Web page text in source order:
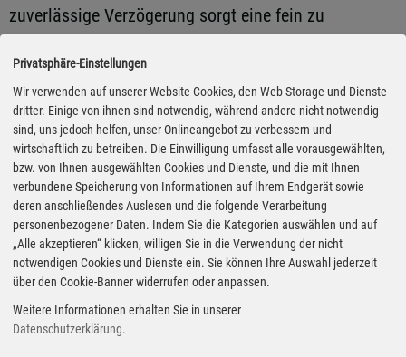
zuverlässige Verzögerung sorgt eine fein zu
Bremsscheiben inklusive blauen Bremssätteln mit R-
Logo.
Koordiniert wird das Ganze durch den
Fahrdynamikmanager, der neben den elektronischen
Differenzialsperren und dem adaptiven DCC-Fahrwerk
mit geregelten Dämpfern (1045 Euro) bei jedem
Fahrmanöver die elektromechanischen Funktionen
der einzelnen Regelsysteme koordiniert ansteuert.
Eine Anpassung der radindividuellen Dämpfung (200
mal pro Sekunde) etwa sorgt für ein besonders agiles
Privatsphäre-Einstellungen
Wir verwenden auf unserer Website Cookies, den Web Storage und Dienste
dritter. Einige von ihnen sind notwendig, während andere nicht notwendig
sind, uns jedoch helfen, unser Onlineangebot zu verbessern und
wirtschaftlich zu betreiben. Die Einwilligung umfasst alle vorausgewählten,
bzw. von Ihnen ausgewählten Cookies und Dienste, und die mit Ihnen
verbundene Speicherung von Informationen auf Ihrem Endgerät sowie
deren anschließendes Auslesen und die folgende Verarbeitung
personenbezogener Daten. Indem Sie die Kategorien auswählen und auf
„Alle akzeptieren“ klicken, willigen Sie in die Verwendung der nicht
notwendigen Cookies und Dienste ein. Sie können Ihre Auswahl jederzeit
über den Cookie-Banner widerrufen oder anpassen.
Weitere Informationen erhalten Sie in unserer
Datenschutzerklärung.